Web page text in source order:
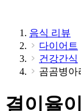
음식 리뷰
다이어트
건강간식
곰곰병아
결이율